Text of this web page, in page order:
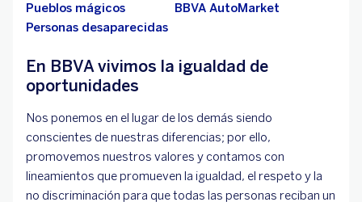
Pueblos mágicos
BBVA AutoMarket
Personas desaparecidas
En BBVA vivimos la igualdad de
oportunidades
Nos ponemos en el lugar de los demás siendo
conscientes de nuestras diferencias; por ello,
promovemos nuestros valores y contamos con
lineamientos que promueven la igualdad, el respeto y la
no discriminación para que todas las personas reciban un